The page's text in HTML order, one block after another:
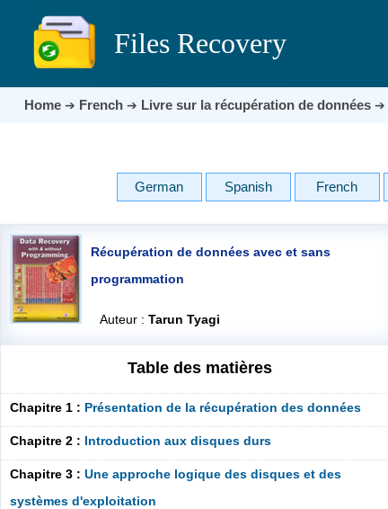
Files Recovery
Home➔ French ➔ Livre sur la récupération de données➔
German Spanish French
Récupération de données avec et sans
programmation
Auteur : Tarun Tyagi
Table des matières
Chapitre 1 : Présentation de la récupération des données
Chapitre 2 : Introduction aux disques durs
Chapitre 3 : Une approche logique des disques et des
systèmes d'exploitation